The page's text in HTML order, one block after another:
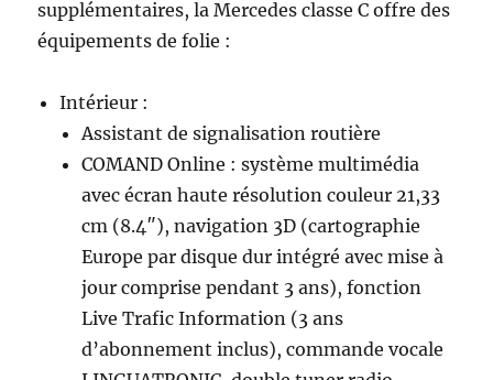
supplémentaires, la Mercedes classe C offre des
équipements de folie :
Intérieur :
Assistant de signalisation routière
COMAND Online : système multimédia
avec écran haute résolution couleur 21,33
cm (8.4″), navigation 3D (cartographie
Europe par disque dur intégré avec mise à
jour comprise pendant 3 ans), fonction
Live Trafic Information (3 ans
d’abonnement inclus), commande vocale